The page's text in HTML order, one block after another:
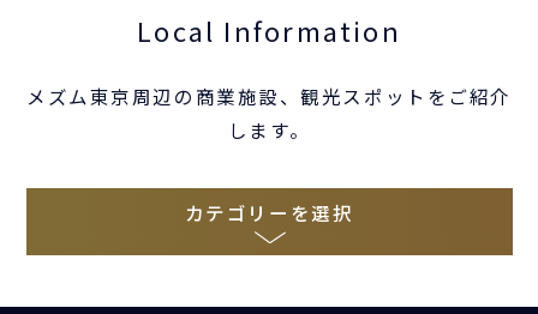
Local Information
メズム東京周辺の商業施設、観光スポットをご紹介
します。
カテゴリーを選択